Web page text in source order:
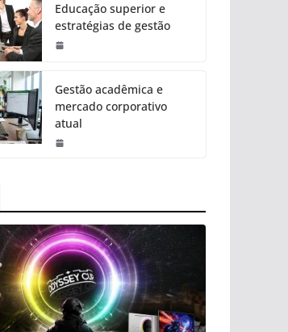
Educação superior e
estratégias de gestão
Gestão acadêmica e
mercado corporativo
atual